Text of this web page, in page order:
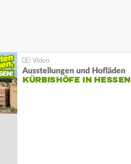
Ausstellungen und Hofläden
KÜRBISHÖFE IN HESSEN